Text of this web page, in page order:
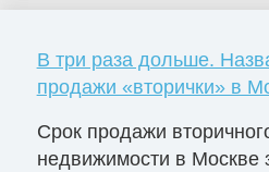
В три раза дольше.
продажи «вторички» в
Срок продажи
недвижимости в Москве